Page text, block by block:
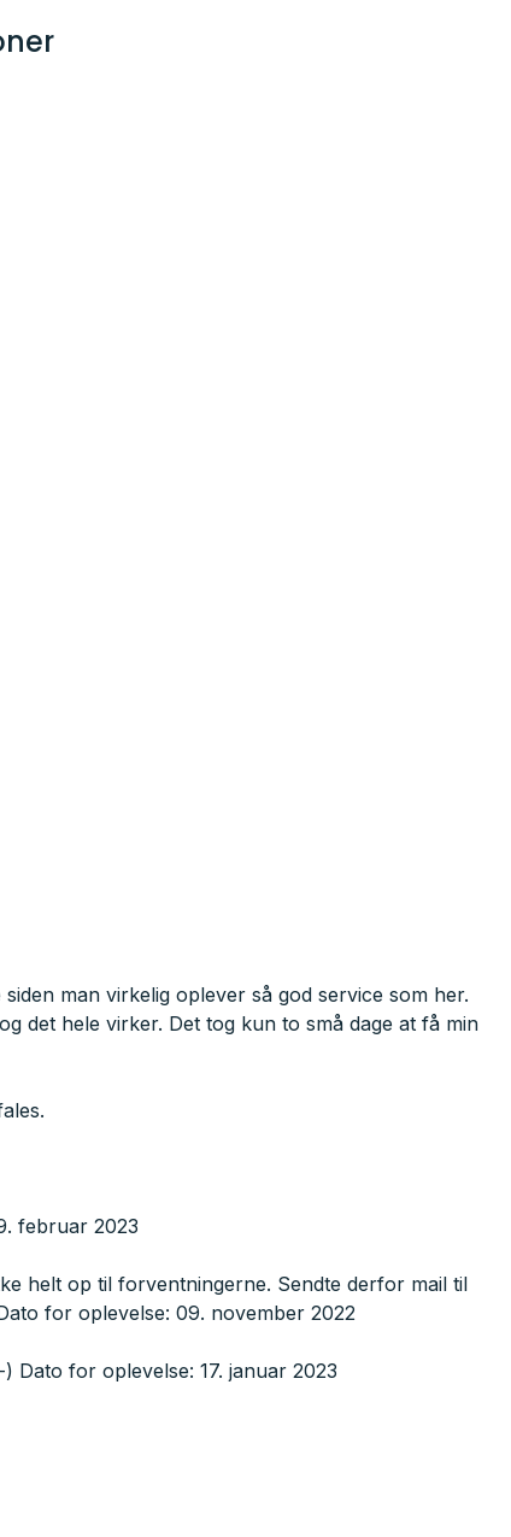
man virkelig oplever så god service som her.
det hele virker. Det tog kun to små dage at få min
februar 2023
helt op til forventningerne. Sendte derfor mail til
for oplevelse: 09. november 2022
Dato for oplevelse: 17. januar 2023